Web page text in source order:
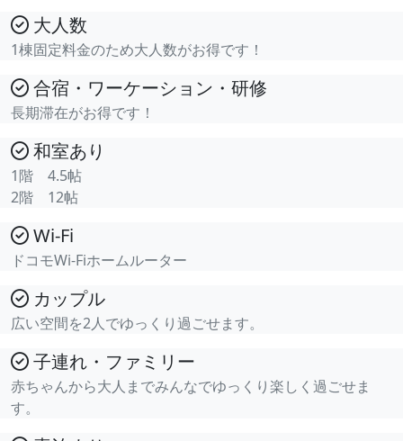
大人数
1棟固定料金のため大人数がお得です！
合宿・ワーケーション・研修
長期滞在がお得です！
和室あり
1階 4.5帖
2階 12帖
Wi-Fi
ドコモWi-Fiホームルーター
カップル
広い空間を2人でゆっくり過ごせます。
子連れ・ファミリー
赤ちゃんから大人までみんなでゆっくり楽しく過ごせま
す。